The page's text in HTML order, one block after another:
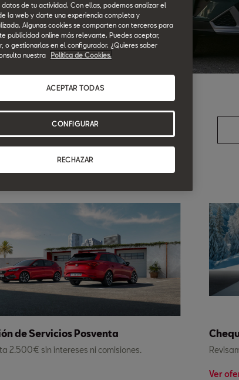
de Servicios Posventa
2.500€ sin intereses ni comisiones.
Ver
de tu actividad. Con ellas, podemos analizar el
la web y darte una experiencia completa y
Algunas cookies se comparten con terceros para
publicidad online más relevante. Puedes aceptar,
o gestionarlas en el configurador. ¿Quieres saber
nuestra
Política de Cookies.
RECHAZAR
ACEPTAR TODAS
CONFIGURAR